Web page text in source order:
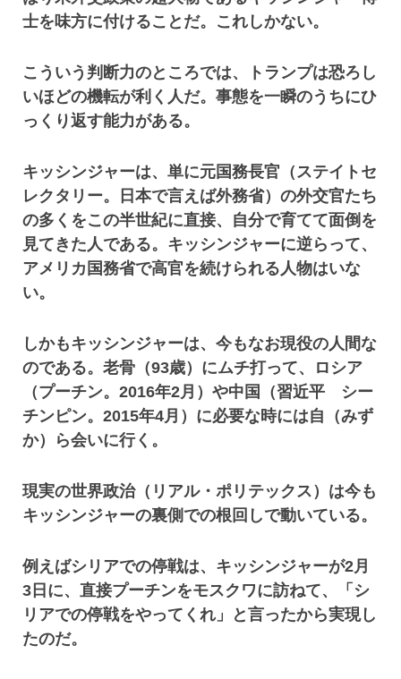
士を味方に付けることだ。これしかない。
こういう判断力のところでは、トランプは恐ろし
いほどの機転が利く人だ。事態を一瞬のうちにひ
っくり返す能力がある。
キッシンジャーは、単に元国務長官（ステイトセ
レクタリー。日本で言えば外務省）の外交官たち
の多くをこの半世紀に直接、自分で育てて面倒を
見てきた人である。キッシンジャーに逆らって、
アメリカ国務省で高官を続けられる人物はいな
い。
しかもキッシンジャーは、今もなお現役の人間な
のである。老骨（93歳）にムチ打って、ロシア
（プーチン。2016年2月）や中国（習近平 シー
チンピン。2015年4月）に必要な時には自（みず
か）ら会いに行く。
現実の世界政治（リアル・ポリテックス）は今も
キッシンジャーの裏側での根回しで動いている。
例えばシリアでの停戦は、キッシンジャーが2月
3日に、直接プーチンをモスクワに訪ねて、「シ
リアでの停戦をやってくれ」と言ったから実現し
たのだ。